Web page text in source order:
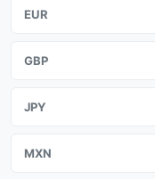
EUR
GBP
JPY
MXN